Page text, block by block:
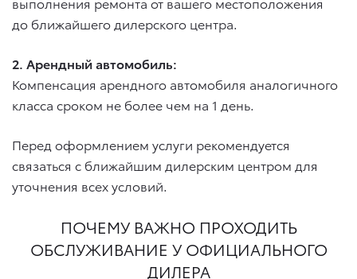
до ближайшего дилерского центра.
2. Арендный автомобиль:
Компенсация арендного автомобиля аналогичного
класса сроком не более чем на 1 день.
Перед оформлением услуги рекомендуется
связаться с ближайшим дилерским центром для
уточнения всех условий.
ПОЧЕМУ ВАЖНО ПРОХОДИТЬ
ОБСЛУЖИВАНИЕ У ОФИЦИАЛЬНОГО
ДИЛЕРА